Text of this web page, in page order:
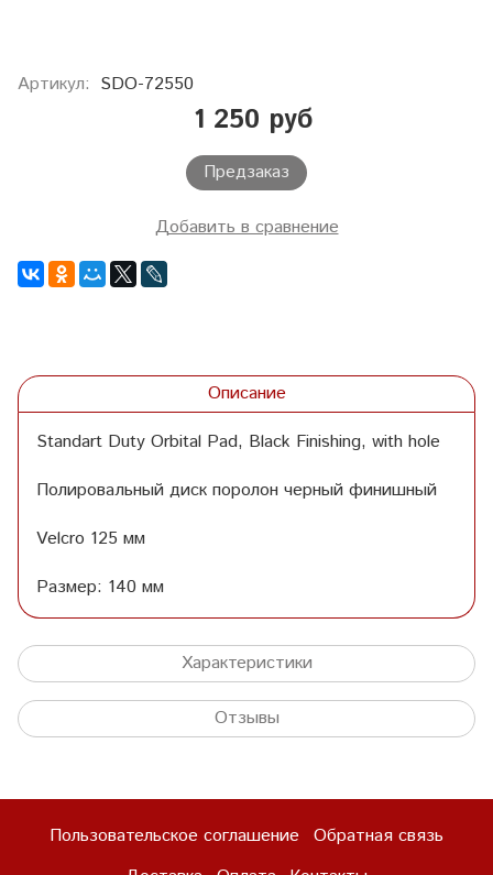
Артикул: SDO-72550
1 250 руб
Предзаказ
Добавить в сравнение
Описание
Standart Duty Orbital Pad, Black Finishing, with hole
Полировальный диск поролон черный финишный
Velcro 125 мм
Размер: 140 мм
Характеристики
Отзывы
Пользовательское соглашение Обратная связь